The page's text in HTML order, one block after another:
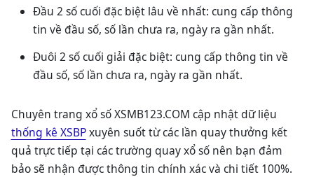
Đầu 2 số cuối đặc biệt lâu về nhất: cung cấp thông
tin về đầu số, số lần chưa ra, ngày ra gần nhất.
Đuôi 2 số cuối giải đặc biệt: cung cấp thông tin về
đầu số, số lần chưa ra, ngày ra gần nhất.
Chuyên trang xổ số XSMB123.COM cập nhật dữ liệu
thống kê XSBPxuyên suốt từ các lần quay thưởng kết
quả trực tiếp tại các trường quay xổ số nên bạn đảm
bảo sẽ nhận được thông tin chính xác và chi tiết 100%.